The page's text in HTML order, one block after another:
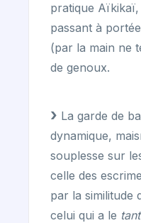
pratique
passant à
(par la main ne
de genoux.
La garde de
dynamique,
souplesse sur
celle des
par la similitude
celui qui a le